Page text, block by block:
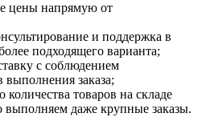
цены напрямую от
и поддержка в
подходящего варианта;
с соблюдением
выполнения заказа;
количества товаров на складе
даже крупные заказы.